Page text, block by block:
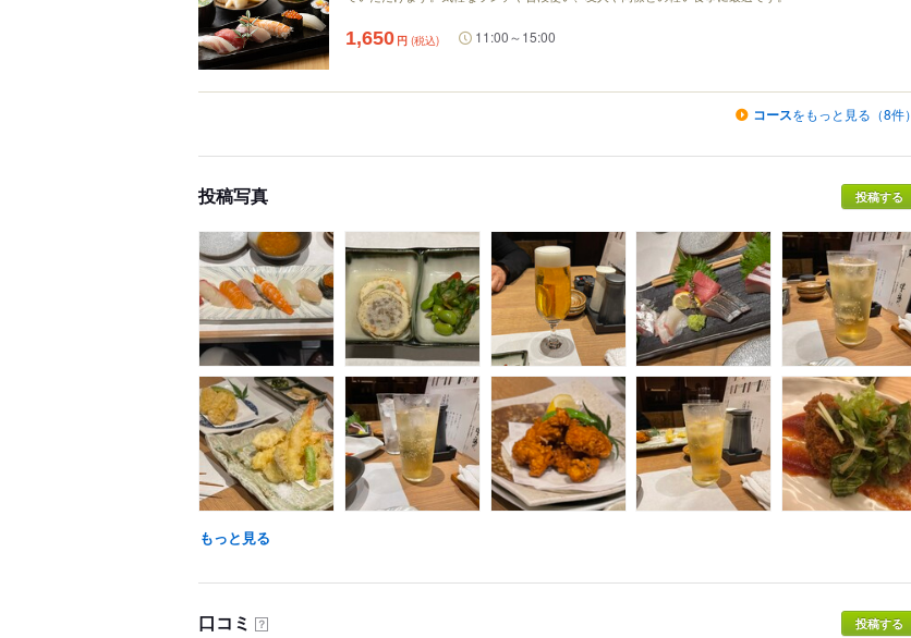
1,650 円 (税込) 11:00～15:00
コースをもっと見る（8件）
投稿写真 投稿する
もっと見る
口コミ ？ 投稿する